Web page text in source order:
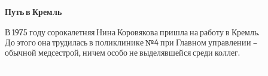
Путь в Кремль
В 1975 году сорокалетняя Нина Коровякова пришла на работу в Кремль.
До этого она трудилась в поликлинике №4 при Главном управлении –
обычной медсестрой, ничем особо не выделявшейся среди коллег.